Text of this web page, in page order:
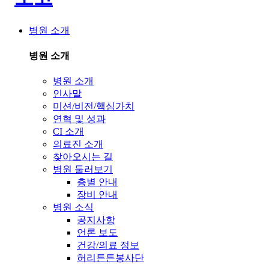
병원 소개
병원 소개
병원 소개
인사말
미션/비전/핵심가치
연혁 및 성과
CI 소개
의료진 소개
찾아오시는 길
병원 둘러보기
층별 안내
장비 안내
병원 소식
공지사항
언론 보도
건강/의료 정보
허리튼튼봉사단